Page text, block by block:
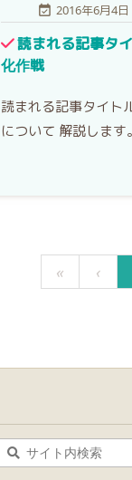
 2016年6月4日
読まれる記事タ
化作戦
読まれる記事タイト
について 解説します。
« ‹